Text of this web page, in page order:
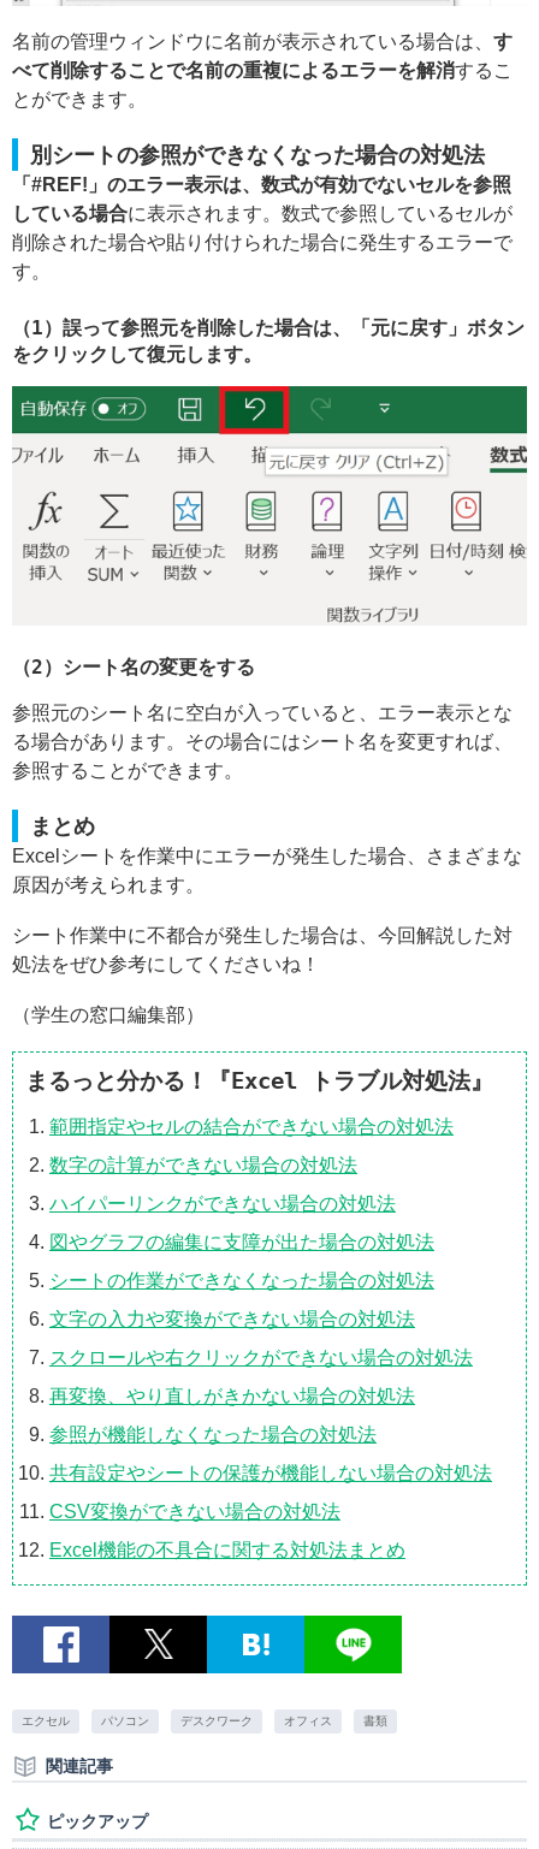
名前の管理ウィンドウに名前が表示されている場合は、 す
べて削除することで名前の重複によるエラーを解消するこ
とができます。
別シートの参照ができなくなった場合の対処法
「#REF!」のエラー表示は、数式が有効でないセルを参照
している場合に表示されます。数式で参照しているセルが
削除された場合や貼り付けられた場合に発生するエラーで
す。
（1）誤って参照元を削除した場合は、「元に戻す」ボタン
をクリックして復元します。
（2）シート名の変更をする
参照元のシート名に空白が入っていると、エラー表示とな
る場合があります。その場合にはシート名を変更すれば、
参照することができます。
まとめ
Excelシートを作業中にエラーが発生した場合、さまざまな
原因が考えられます。
シート作業中に不都合が発生した場合は、今回解説した対
処法をぜひ参考にしてくださいね！
（学生の窓口編集部）
まるっと分かる！『Excel トラブル対処法』
範囲指定やセルの結合ができない場合の対処法
数字の計算ができない場合の対処法
ハイパーリンクができない場合の対処法
図やグラフの編集に支障が出た場合の対処法
シートの作業ができなくなった場合の対処法
文字の入力や変換ができない場合の対処法
スクロールや右クリックができない場合の対処法
再変換、やり直しがきかない場合の対処法
参照が機能しなくなった場合の対処法
共有設定やシートの保護が機能しない場合の対処法
CSV変換ができない場合の対処法
Excel機能の不具合に関する対処法まとめ
エクセル パソコン デスクワーク オフィス 書類
関連記事
ピックアップ